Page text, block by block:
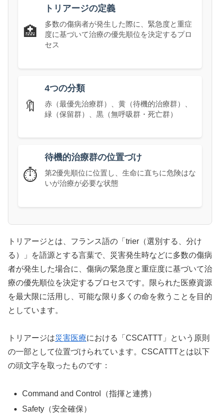
🏥
トリアージの定義
多数の傷病者が発生した際に、緊急度と重症
度に基づいて治療の優先順位を決定するプロ
セス
🔖
4つの分類
赤（最優先治療群）、黄（待機的治療群）、
緑（保留群）、黒（無呼吸群・死亡群）
⏱️
待機的治療群の位置づけ
第2優先順位に位置し、生命に直ちに危険はな
いが治療が必要な状態
トリアージとは、フランス語の「trier（選別する、分け
る）」を語源とする言葉で、災害発生時などに多数の傷病
者が発生した場合に、傷病の緊急度と重症度に基づいて治
療の優先順位を決定するプロセスです。限られた医療資源
を最大限に活用し、可能な限り多くの命を救うことを目的
としています。
トリアージは災害医療における「CSCATTT」という原則
の一部として位置づけられています。CSCATTTとは以下
の頭文字を取ったものです：
Command and Control（指揮と連携）
Safety（安全確保）